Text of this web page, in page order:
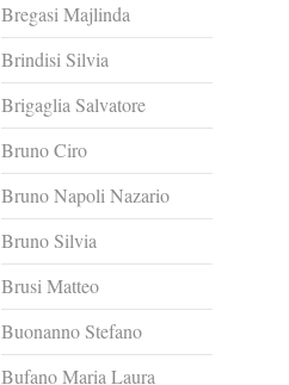
Bregasi Majlinda
Brindisi Silvia
Brigaglia Salvatore
Bruno Ciro
Bruno Napoli Nazario
Bruno Silvia
Brusi Matteo
Buonanno Stefano
Bufano Maria Laura